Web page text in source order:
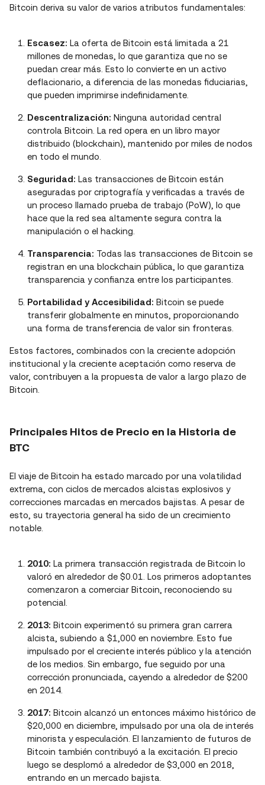
Bitcoin deriva su valor de varios atributos fundamentales:
Escasez: La oferta de Bitcoin está limitada a 21
millones de monedas, lo que garantiza que no se
puedan crear más. Esto lo convierte en un activo
deflacionario, a diferencia de las monedas fiduciarias,
que pueden imprimirse indefinidamente.
Descentralización: Ninguna autoridad central
controla Bitcoin. La red opera en un libro mayor
distribuido (blockchain), mantenido por miles de nodos
en todo el mundo.
Seguridad: Las transacciones de Bitcoin están
aseguradas por criptografía y verificadas a través de
un proceso llamado prueba de trabajo (PoW), lo que
hace que la red sea altamente segura contra la
manipulación o el hacking.
Transparencia: Todas las transacciones de Bitcoin se
registran en una blockchain pública, lo que garantiza
transparencia y confianza entre los participantes.
Portabilidad y Accesibilidad: Bitcoin se puede
transferir globalmente en minutos, proporcionando
una forma de transferencia de valor sin fronteras.
Estos factores, combinados con la creciente adopción
institucional y la creciente aceptación como reserva de
valor, contribuyen a la propuesta de valor a largo plazo de
Bitcoin.
Principales Hitos de Precio en la Historia de
BTC
El viaje de Bitcoin ha estado marcado por una volatilidad
extrema, con ciclos de mercados alcistas explosivos y
correcciones marcadas en mercados bajistas. A pesar de
esto, su trayectoria general ha sido de un crecimiento
notable.
2010: La primera transacción registrada de Bitcoin lo
valoró en alrededor de $0.01. Los primeros adoptantes
comenzaron a comerciar Bitcoin, reconociendo su
potencial.
2013: Bitcoin experimentó su primera gran carrera
alcista, subiendo a $1,000 en noviembre. Esto fue
impulsado por el creciente interés público y la atención
de los medios. Sin embargo, fue seguido por una
corrección pronunciada, cayendo a alrededor de $200
en 2014.
2017: Bitcoin alcanzó un entonces máximo histórico de
$20,000 en diciembre, impulsado por una ola de interés
minorista y especulación. El lanzamiento de futuros de
Bitcoin también contribuyó a la excitación. El precio
luego se desplomó a alrededor de $3,000 en 2018,
entrando en un mercado bajista.